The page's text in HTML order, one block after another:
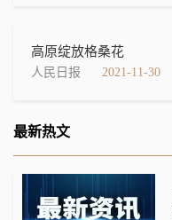
高原绽放格桑花
人民日报 2021-11-30
最新热文